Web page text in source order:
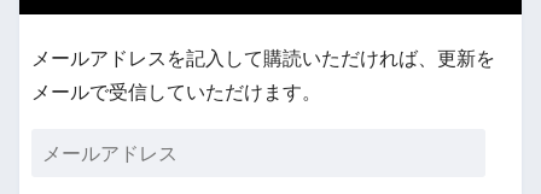
メールアドレスを記入して購読いただければ、更新を
メールで受信していただけます。